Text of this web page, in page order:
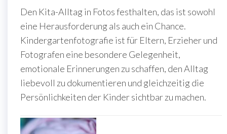
Den Kita-Alltag in Fotos festhalten, das ist sowohl
eine Herausforderung als auch ein Chance.
Kindergartenfotografie ist für Eltern, Erzieher und
Fotografen eine besondere Gelegenheit,
emotionale Erinnerungen zu schaffen, den Alltag
liebevoll zu dokumentieren und gleichzeitig die
Persönlichkeiten der Kinder sichtbar zu machen.